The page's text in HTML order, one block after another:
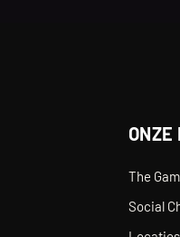
ONZE
The
Social